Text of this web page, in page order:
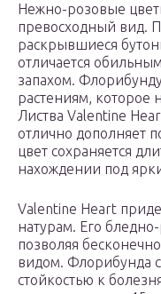
Нежно-розовые
превосходный вид.
раскрывшиеся
отличается
запахом.
растениям, которое
Листва Valentine
отлично дополняет
цвет сохраняется
нахождении под
Valentine Heart
натурам. Его
позволяя
видом. Флорибунда
стойкостью к